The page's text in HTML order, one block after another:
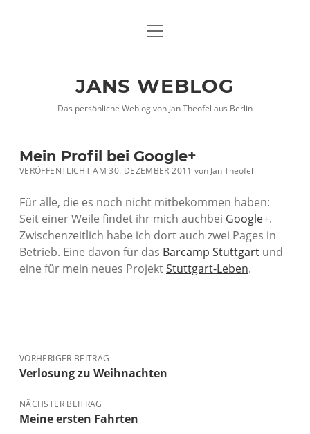
DATENSCHUTZHINWEISE
twitterfacebook
xing
Menü
JANS WEBLOG
Das persönliche Weblog von Jan Theofel aus Berlin
Mein Profil bei Google+
VERÖFFENTLICHT AM 30. DEZEMBER 2011 vonJan Theofel
Für alle, die es noch nicht mitbekommen haben:
Seit einer Weile findet ihr mich auchbei Google+.
Zwischenzeitlich habe ich dort auch zwei Pages in
Betrieb. Eine davon für das Barcamp Stuttgart und
eine für mein neues ProjektStuttgart-Leben.
VORHERIGER BEITRAG
Verlosung zu Weihnachten
NÄCHSTER BEITRAG
Meine ersten Fahrten